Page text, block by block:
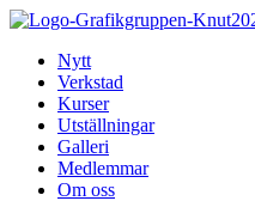
Hoppa
innehållNytt
Verkstad
Kurser
Utställningar
Galleri
Medlemmar
Om oss